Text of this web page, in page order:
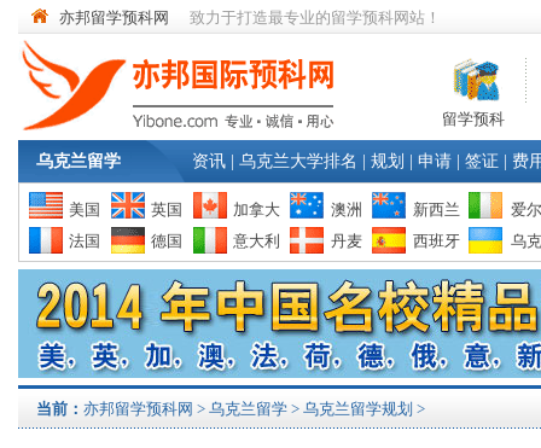
亦邦留学预科网 致力于打造最专业的留学预科网站！
留学预科
乌克兰留学 资讯 乌克兰大学排名 规划 申请 签证 费
美国 英国 加拿大 澳洲 新西兰
爱
法国
德国 意大利 丹麦 西班牙 乌
当前： 亦邦留学预科网 > 乌克兰留学 > 乌克兰留学规划 >